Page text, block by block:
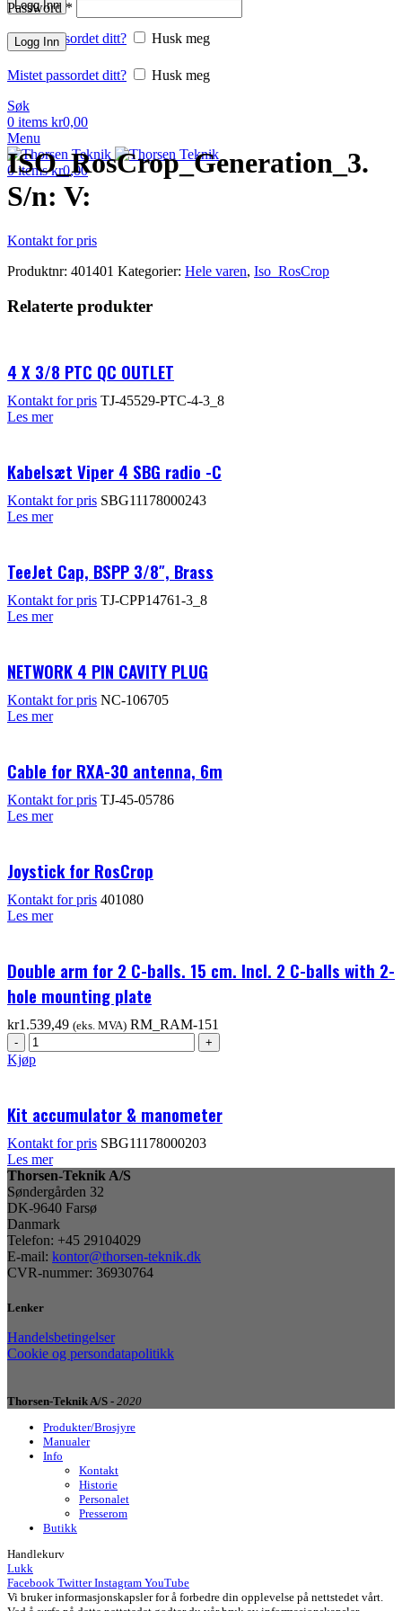
Logg Inn
Mistet passordet ditt? Husk meg
Password *
Logg Inn
Mistet passordet ditt?
Husk meg
Søk
0 items kr0,00
Menu
0items kr0,00
Klikk for å forstørre
ISO_RosCrop_Generation_3.
S/n: V:
Kontakt for pris
Produktnr: 401401 Kategorier: Hele varen, Iso_RosCrop
Relaterte produkter
4 X 3/8 PTC QC OUTLET
Kontakt for pris TJ-45529-PTC-4-3_8
Les mer
Kabelsæt Viper 4 SBG radio -C
Kontakt for pris SBG11178000243
Les mer
TeeJet Cap, BSPP 3/8″, Brass
Kontakt for pris TJ-CPP14761-3_8
Les mer
NETWORK 4 PIN CAVITY PLUG
Kontakt for pris NC-106705
Les mer
Cable for RXA-30 antenna, 6m
Kontakt for pris TJ-45-05786
Les mer
Joystick for RosCrop
Kontakt for pris 401080
Les mer
Double arm for 2 C-balls. 15 cm. Incl. 2 C-balls with 2-
hole mounting plate
kr1.539,49 (eks. MVA) RM_RAM-151
Kjøp
Kit accumulator & manometer
Kontakt for pris SBG11178000203
Les mer
Thorsen-Teknik A/S
Søndergården 32
DK-9640 Farsø
Danmark
Telefon: +45 29104029
E-mail: kontor@thorsen-teknik.dk
CVR-nummer: 36930764
Lenker
Handelsbetingelser
Cookie og persondatapolitikk
Thorsen-Teknik A/S - 2020
Produkter/Brosjyre
Manualer
Info
Kontakt
Historie
Personalet
Presserom
Butikk
Handlekurv
Lukk
Facebook Twitter Instagram YouTube
Vi bruker informasjonskapsler for å forbedre din opplevelse på nettstedet vårt.